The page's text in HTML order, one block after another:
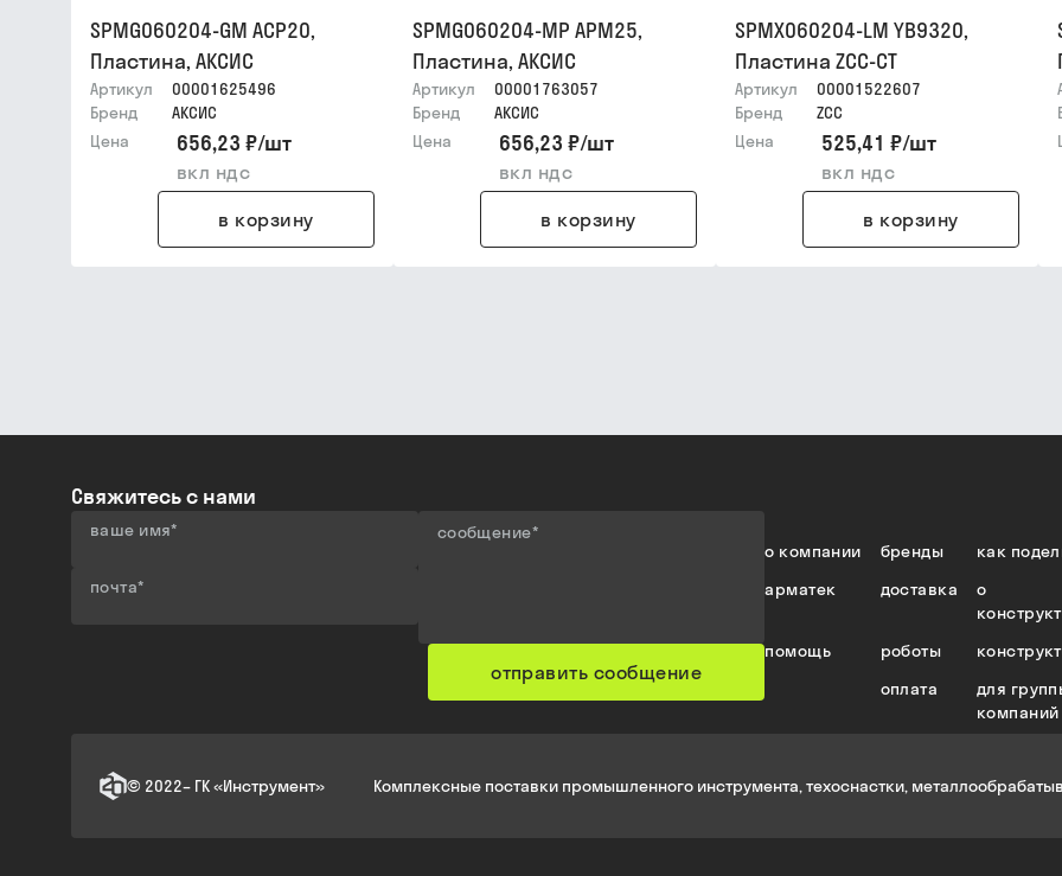
SPMG060204-GM ACP20,
Пластина, АКСИС
Артикул
00001625496
Бренд
АКСИС
Цена
656,23 ₽/шт
вкл ндс
в корзину
SPMG060204-MP APM25,
Пластина, АКСИС
Артикул
00001763057
Бренд
АКСИС
Цена
656,23 ₽/шт
вкл ндс
в корзину
SPMX060204-LM YB9320,
Пластина ZCC-CT
Артикул
00001522607
Бренд
ZCC
Цена
525,41 ₽/шт
вкл ндс
в корзину
Свяжитесь с нами
ваше имя*
почта*
сообщение*
отправить сообщение
как
бренды
о компании
о
доставка
арматек
роботы
помощь
для
компаний
оплата
© 2022– ГК «Инструмент» Комплексные поставки промышленного инструмента, техоснастки,